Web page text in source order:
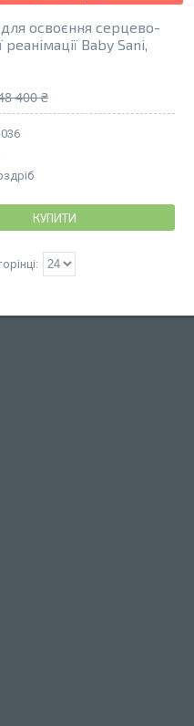
освоєння серцево-
реанімації Baby Sani,
400 ₴
КУПИТИ